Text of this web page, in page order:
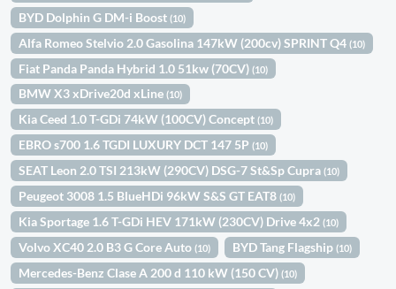
BYD Dolphin G DM-i Boost(10)
Alfa Romeo Stelvio 2.0 Gasolina 147kW (200cv) SPRINT Q4(10)
Fiat Panda Panda Hybrid 1.0 51kw (70CV)(10)
BMW X3 xDrive20d xLine(10)
Kia Ceed 1.0 T-GDi 74kW (100CV) Concept(10)
EBRO s700 1.6 TGDI LUXURY DCT 147 5P(10)
SEAT Leon 2.0 TSI 213kW (290CV) DSG-7 St&Sp Cupra(10)
Peugeot 3008 1.5 BlueHDi 96kW S&S GT EAT8(10)
Kia Sportage 1.6 T-GDi HEV 171kW (230CV) Drive 4x2(10)
Volvo XC40 2.0 B3 G Core Auto(10) BYD Tang Flagship(10)
Mercedes-Benz Clase A 200 d 110 kW (150 CV)(10)